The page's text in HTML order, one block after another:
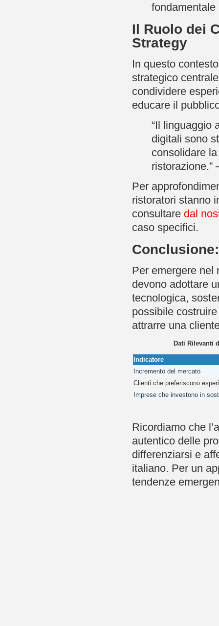
Il Ruolo dei
Strategy
In questo
strategico
condividere
educare il
“Il linguaggio
digitali sono
consolidare
Per
ristoratori stanno
consultare dal
caso specifici.
Per emergere nel
devono adottare
tecnologica,
possibile
attrarre una
Dati Rilevanti
Indicatore
Incremento del mercato
Clienti che preferiscono
Imprese che investono in
Ricordiamo che
autentico delle
differenziarsi e
italiano. Per un
tendenze